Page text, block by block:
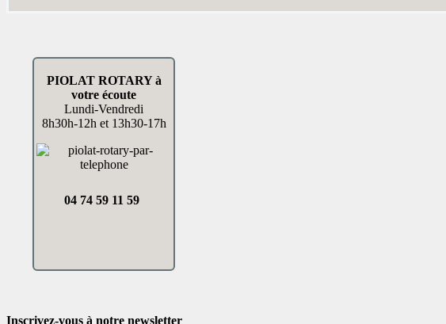
PIOLAT ROTARY à
votre écoute
Lundi-Vendredi
8h30h-12h et 13h30-17h
04 74 59 11 59
Inscrivez-vous à notre newsletter